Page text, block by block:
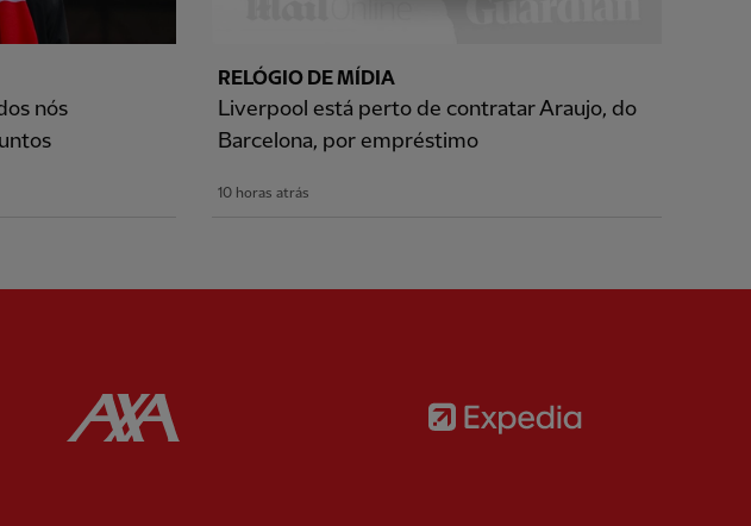
nós
RELÓGIO DE MÍDIA
Liverpool está perto de contratar Araujo, do
Barcelona, por empréstimo
10 horas atrás